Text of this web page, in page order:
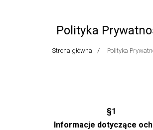
Polityka
Strona główna Polityka
§1
Informacje dotyczące